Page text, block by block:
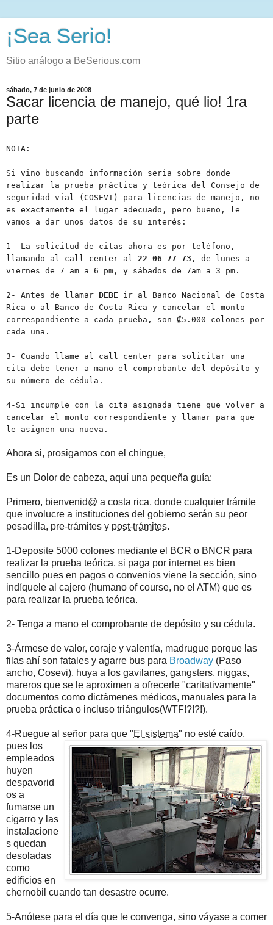
¡Sea Serio!
Sitio análogo a BeSerious.com
sábado, 7 de junio de 2008
Sacar licencia de manejo, qué lio! 1ra
parte
NOTA:
Si vino buscando información seria sobre donde
realizar la prueba práctica y teórica del Consejo de
seguridad vial (COSEVI) para licencias de manejo, no
es exactamente el lugar adecuado, pero bueno, le
vamos a dar unos datos de su interés:
1- La solicitud de citas ahora es por teléfono,
llamando al call center al 22 06 77 73 , de lunes a
viernes de 7 am a 6 pm, y sábados de 7am a 3 pm.
2- Antes de llamar DEBE ir al Banco Nacional de Costa
Rica o al Banco de Costa Rica y cancelar el monto
correspondiente a cada prueba, son ₡5.000 colones por
cada una.
3- Cuando llame al call center para solicitar una
cita debe tener a mano el comprobante del depósito y
su número de cédula.
4-Si incumple con la cita asignada tiene que volver a
cancelar el monto correspondiente y llamar para que
le asignen una nueva.
Ahora si, prosigamos con el chingue,
Es un Dolor de cabeza, aquí una pequeña guía:
Primero, bienvenid@ a costa rica, donde cualquier trámite
que involucre a instituciones del gobierno serán su peor
pesadilla, pre-trámites y post-trámites.
1-Deposite 5000 colones mediante el BCR o BNCR para
realizar la prueba teórica, si paga por internet es bien
sencillo pues en pagos o convenios viene la sección, sino
indíquele al cajero (humano of course, no el ATM) que es
para realizar la prueba teórica.
2- Tenga a mano el comprobante de depósito y su cédula.
3-Ármese de valor, coraje y valentía, madrugue porque las
filas ahí son fatales y agarre bus para Broadway (Paso
ancho, Cosevi), huya a los gavilanes, gangsters, niggas,
mareros que se le aproximen a ofrecerle "caritativamente"
documentos como dictámenes médicos, manuales para la
prueba práctica o incluso triángulos(WTF!?!?!).
4-Ruegue al señor para que "El sistema" no esté caído,
pues los
empleados
huyen
despavorid
os a
fumarse un
cigarro y las
instalacione
s quedan
desoladas
como
edificios en
chernobil cuando tan desastre ocurre.
5-Anótese para el día que le convenga, sino váyase a comer